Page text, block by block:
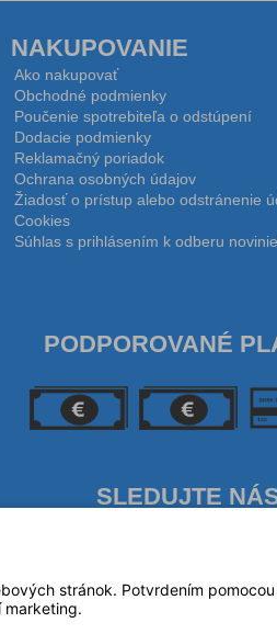
NAKUPOVANIE
Ako nakupovať
Obchodné podmienky
Poučenie spotrebiteľa o odstúpení
Dodacie podmienky
Reklamačný poriadok
Ochrana osobných údajov
Žiadosť o prístup alebo odstránenie
Cookies
Súhlas s prihlásením k odberu
PODPOROVANÉ
SLEDUJTE
stránok. Potvrdením
marketing.